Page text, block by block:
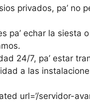
privados, pa’ no
pa’ echar la siesta
24/7, pa’ estar
a las
url=’/servidor-